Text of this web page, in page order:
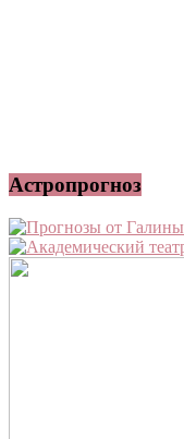
Астропрогноз